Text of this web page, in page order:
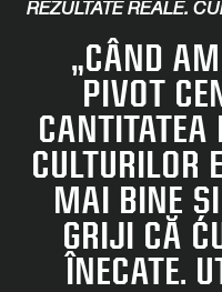
REZULTATE REALE.
„CÂND
PIVOT
CULTURILOR
MAI BINE
GRIJI CĂ
ÎNECATE.